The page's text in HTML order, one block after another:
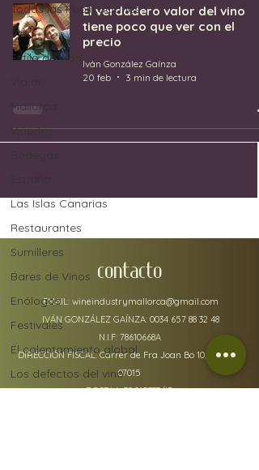
Todas las Publicaciones
Vino
Estilo de vida
Mallorca
Viñedos
Las Islas Canarias
Restaurantes
Sumilleres
Bares de Vinos
Enólogos
Festivales
El calentamiento global
Los defectos del vino
El verdadero valor del vino
tiene poco que ver con el
precio
Iván González Gaínza
20 feb
3 min de lectura
CONTACTO
EMAIL: wineindustrymallorca@gmail.com
IVÁN GONZÁLEZ GAÍNZA: 0034 657 88 32 48
N.I.F: 78610668A
DIRECCIÓN FISCAL: Carrer de Fra Joan Bo 10, Gènova
07015
RGSEAA:30.015333/IB